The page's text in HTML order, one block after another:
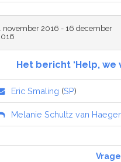
november 2016 - 16 december
Het bericht ‘Help,
Eric Smaling (SP)
Melanie Schultz van